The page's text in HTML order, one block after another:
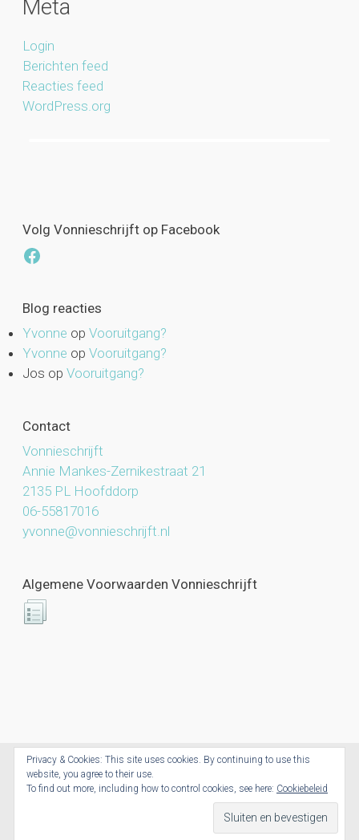
Meta
Login
Berichten feed
Reacties feed
WordPress.org
Volg Vonnieschrijft op Facebook
Facebook
Blog reacties
Yvonne op Vooruitgang?
Yvonne op Vooruitgang?
Jos op Vooruitgang?
Contact
Vonnieschrijft
Annie Mankes-Zernikestraat 21
2135 PL Hoofddorp
06-55817016
yvonne@vonnieschrijft.nl
Algemene Voorwaarden Vonnieschrijft
Vonnieschrijft.nl © 2026. All Rights Reserved.
Privacy & Cookies: This site uses cookies. By continuing to use this
website, you agree to their use.
To find out more, including how to control cookies, see here: Cookiebeleid